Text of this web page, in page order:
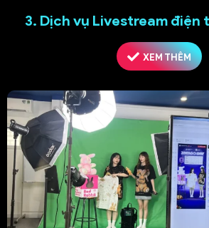
3. Dịch vụ Livestream điện
XEM THÊM